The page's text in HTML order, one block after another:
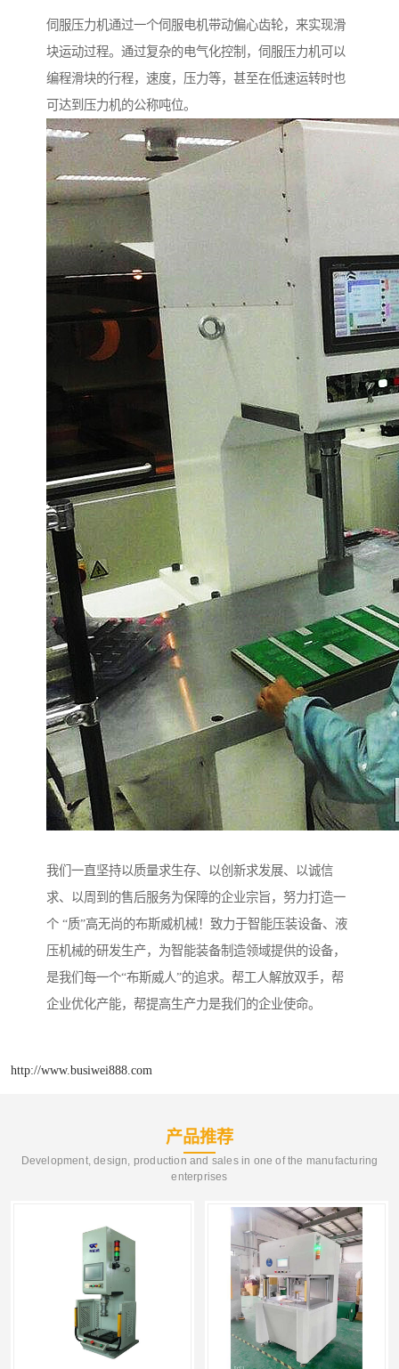
伺服压力机通过一个伺服电机带动偏心齿轮，来实现滑
块运动过程。通过复杂的电气化控制，伺服压力机可以
编程滑块的行程，速度，压力等，甚至在低速运转时也
可达到压力机的公称吨位。
我们一直坚持以质量求生存、以创新求发展、以诚信
求、以周到的售后服务为保障的企业宗旨，努力打造一
个 “质”高无尚的布斯威机械！致力于智能压装设备、液
压机械的研发生产，为智能装备制造领域提供的设备，
是我们每一个“布斯威人”的追求。帮工人解放双手，帮
企业优化产能，帮提高生产力是我们的企业使命。
http://www.busiwei888.com
产品推荐
Development, design, production and sales in one of the manufacturing
enterprises